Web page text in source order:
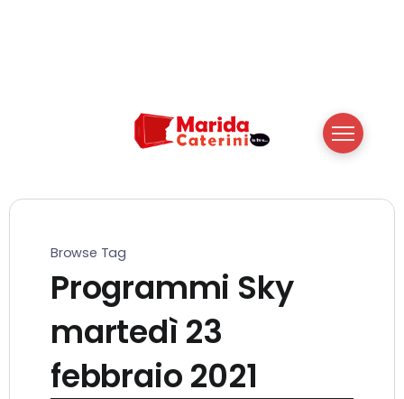
Browse Tag
Programmi Sky
martedì 23
febbraio 2021